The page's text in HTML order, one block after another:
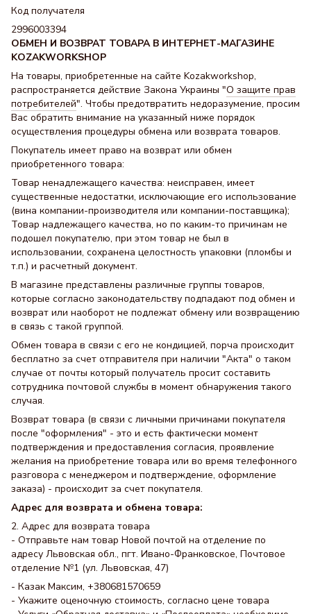
Код получателя
2996003394
ОБМЕН И ВОЗВРАТ ТОВАРА В ИНТЕРНЕТ-МАГАЗИНЕ
KOZAKWORKSHOP
На товары, приобретенные на сайте Kozakworkshop,
распространяется действие Закона Украины "О защите прав
потребителей". Чтобы предотвратить недоразумение, просим
Вас обратить внимание на указанный ниже порядок
осуществления процедуры обмена или возврата товаров.
Покупатель имеет право на возврат или обмен
приобретенного товара:
Товар ненадлежащего качества: неисправен, имеет
существенные недостатки, исключающие его использование
(вина компании-производителя или компании-поставщика);
Товар надлежащего качества, но по каким-то причинам не
подошел покупателю, при этом товар не был в
использовании, сохранена целостность упаковки (пломбы и
т.п.) и расчетный документ.
В магазине представлены различные группы товаров,
которые согласно законодательству подпадают под обмен и
возврат или наоборот не подлежат обмену или возвращению
в связь с такой группой.
Обмен товара в связи с его не кондицией, порча происходит
бесплатно за счет отправителя при наличии "Акта" о таком
случае от почты который получатель просит составить
сотрудника почтовой службы в момент обнаружения такого
случая.
Возврат товара (в связи с личными причинами покупателя
после "оформления" - это и есть фактически момент
подтверждения и предоставления согласия, проявление
желания на приобретение товара или во время телефонного
разговора с менеджером и подтверждение, оформление
заказа) - происходит за счет покупателя.
Адрес для возврата и обмена товара:
2. Адрес для возврата товара
- Отправьте нам товар Новой почтой на отделение по
адресу Львовская обл., пгт. Ивано-Франковское, Почтовое
отделение №1 (ул. Львовская, 47)
- Казак Максим, +380681570659
- Укажите оценочную стоимость, согласно цене товара